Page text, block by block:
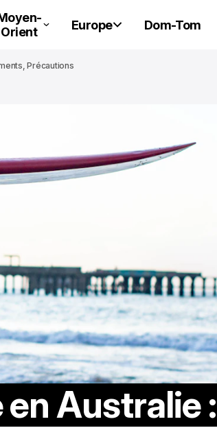
Orient
Europe Dom-Tom
Précautions
Australie :